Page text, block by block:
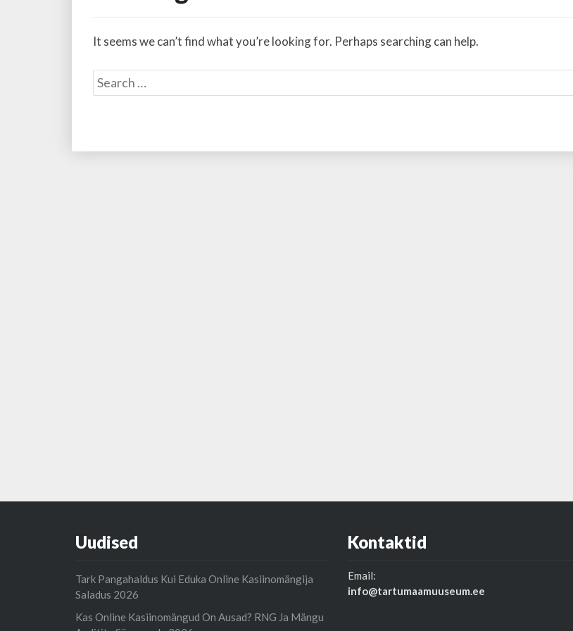
It seems we can’t find what you’re looking for. Perhaps searching can help.
Search
for:
Uudised
Tark Pangahaldus Kui Eduka Online Kasiinomängija
Saladus 2026
Kas Online Kasiinomängud On Ausad? RNG Ja Mängu
Kontaktid
Email:
info@tartumaamuuseum.ee